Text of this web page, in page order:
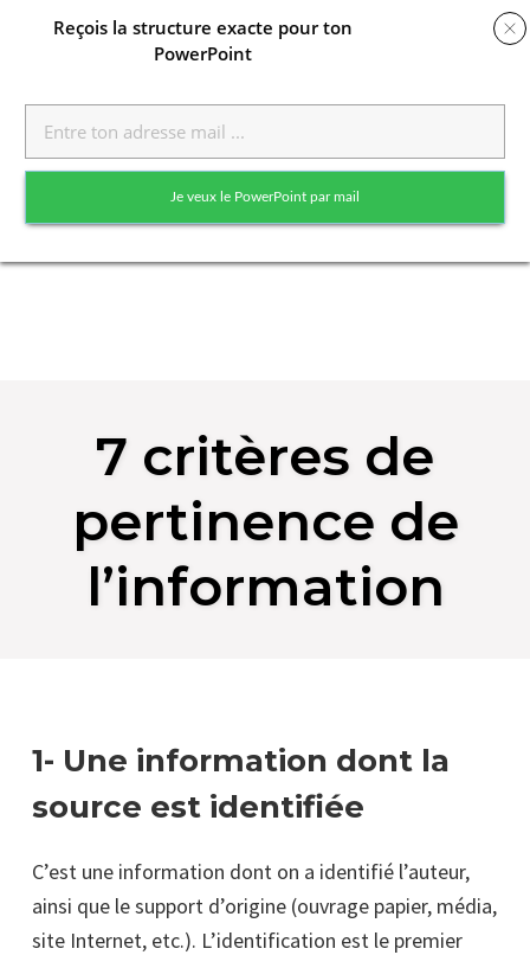
7 critères de
pertinence de
l’information
1- Une information dont la
source est identifiée
C’est une information dont on a identifié l’auteur,
ainsi que le support d’origine (ouvrage papier, média,
site Internet, etc.). L’identification est le premier
Reçois la structure exacte pour ton
PowerPoint
Je veux le PowerPoint par mail